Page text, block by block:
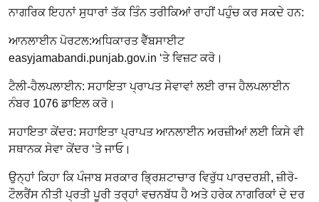
ਨਾਗਰਿਕ ਇਹਨਾਂ ਸੁਧਾਰਾਂ ਤੱਕ ਤਿੰਨ ਤਰੀਕਿਆਂ ਰਾਹੀਂ ਪਹੁੰਚ ਕਰ ਸਕਦੇ ਹਨ:
ਆਨਲਾਈਨ ਪੋਰਟਲ:ਅਧਿਕਾਰਤ ਵੈੱਬਸਾਈਟ
easyjamabandi.punjab.gov.in ‘ਤੇ ਵਿਜ਼ਟ ਕਰੋ।
ਟੈਲੀ-ਹੈਲਪਲਾਈਨ: ਸਹਾਇਤਾ ਪ੍ਰਾਪਤ ਸੇਵਾਵਾਂ ਲਈ ਰਾਜ ਹੈਲਪਲਾਈਨ
ਨੰਬਰ 1076 ਡਾਇਲ ਕਰੋ।
ਸਹਾਇਤਾ ਕੇਂਦਰ: ਸਹਾਇਤਾ ਪ੍ਰਾਪਤ ਆਨਲਾਈਨ ਅਰਜ਼ੀਆਂ ਲਈ ਕਿਸੇ ਵੀ
ਸਥਾਨਕ ਸੇਵਾ ਕੇਂਦਰ ‘ਤੇ ਜਾਓ।
ਉਨ੍ਹਾਂ ਕਿਹਾ ਕਿ ਪੰਜਾਬ ਸਰਕਾਰ ਭ੍ਰਿਸ਼ਟਾਚਾਰ ਵਿਰੁੱਧ ਪਾਰਦਰਸ਼ੀ, ਜ਼ੀਰੋ-
ਟੌਲਰੈਂਸ ਨੀਤੀ ਪ੍ਰਤੀ ਪੂਰੀ ਤਰ੍ਹਾਂ ਵਚਨਬੱਧ ਹੈ ਅਤੇ ਹਰੇਕ ਨਾਗਰਿਕਾਂ ਦੇ ਦਰ